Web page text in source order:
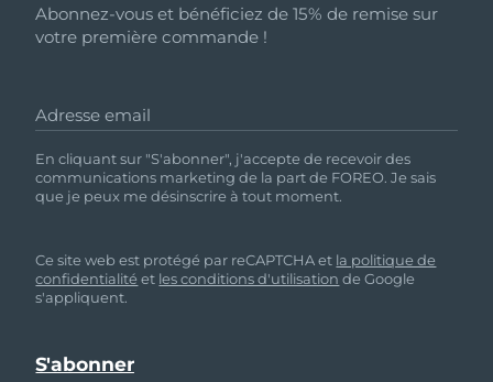
Abonnez-vous et bénéficiez de 15% de remise sur
votre première commande !
Adresse email
En cliquant sur "S'abonner", j'accepte de recevoir des
communications marketing de la part de FOREO. Je sais
que je peux me désinscrire à tout moment.
Ce site web est protégé par reCAPTCHA et la politique de
confidentialité et les conditions d'utilisation de Google
s'appliquent.